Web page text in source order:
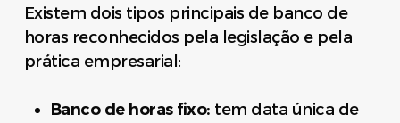
Existem dois tipos principais de banco de
horas reconhecidos pela legislação e pela
prática empresarial:
Banco de horas fixo: tem data única de